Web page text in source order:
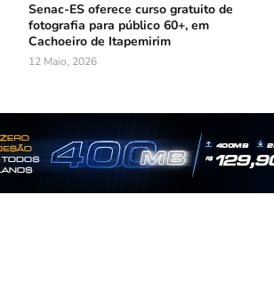
Senac-ES oferece curso gratuito de
fotografia para público 60+, em
Cachoeiro de Itapemirim
12 Maio, 2026